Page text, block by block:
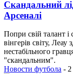
Скандальний
Арсеналі
Попри свій талант і
вінгерів світу,
нестабільного
"скандальним".
Новости футбола - 2